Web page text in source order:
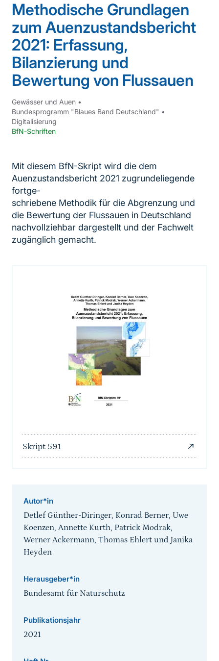
Methodische Grundlagen
zum Auenzustandsbericht
2021: Erfassung,
Bilanzierung und
Bewertung von Flussauen
Gewässer und Auen •
Bundesprogramm "Blaues Band Deutschland" •
Digitalisierung
BfN-Schriften
Mit diesem BfN-Skript wird die dem
Auenzustandsbericht 2021 zugrundeliegende
fortge-
schriebene Methodik für die Abgrenzung und
die Bewertung der Flussauen in Deutschland
nachvollziehbar dargestellt und der Fachwelt
zugänglich gemacht.
Skript 591
Autor*in
Detlef Günther-Diringer, Konrad Berner, Uwe
Koenzen, Annette Kurth, Patrick Modrak,
Werner Ackermann, Thomas Ehlert und Janika
Heyden
Herausgeber*in
Bundesamt für Naturschutz
Publikationsjahr
2021